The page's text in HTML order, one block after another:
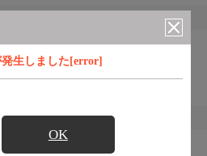
生しました[error]
OK
番組